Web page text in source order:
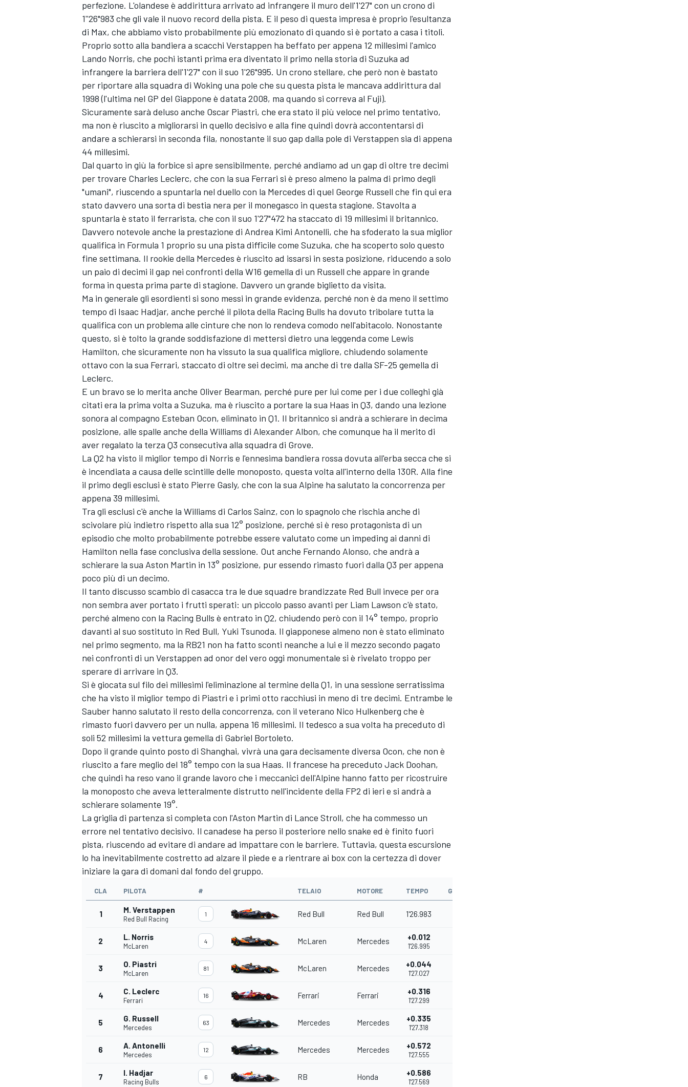
ENDURANCE/GT
MONOMARCA
RALLY
perfezione. L'olandese è addirittura arrivato ad infrangere il muro dell'1'27" con un crono di
1''26"983 che gli vale il nuovo record della pista. E il peso di questa impresa è proprio l'esultanza
di Max, che abbiamo visto probabilmente più emozionato di quando si è portato a casa i titoli.
Proprio sotto alla bandiera a scacchi Verstappen ha beffato per appena 12 millesimi l'amico
Lando Norris, che pochi istanti prima era diventato il primo nella storia di Suzuka ad
infrangere la barriera dell'1'27" con il suo 1'26"995. Un crono stellare, che però non è bastato
per riportare alla squadra di Woking una pole che su questa pista le mancava addirittura dal
1998 (l'ultima nel GP del Giappone è datata 2008, ma quando si correva al Fuji).
Sicuramente sarà deluso anche Oscar Piastri, che era stato il più veloce nel primo tentativo,
ma non è riuscito a migliorarsi in quello decisivo e alla fine quindi dovrà accontentarsi di
andare a schierarsi in seconda fila, nonostante il suo gap dalla pole di Verstappen sia di appena
44 millesimi.
Dal quarto in giù la forbice si apre sensibilmente, perché andiamo ad un gap di oltre tre decimi
per trovare Charles Leclerc, che con la sua Ferrari si è preso almeno la palma di primo degli
"umani", riuscendo a spuntarla nel duello con la Mercedes di quel George Russell che fin qui era
stato davvero una sorta di bestia nera per il monegasco in questa stagione. Stavolta a
spuntarla è stato il ferrarista, che con il suo 1'27"472 ha staccato di 19 millesimi il britannico.
Davvero notevole anche la prestazione di Andrea Kimi Antonelli, che ha sfoderato la sua miglior
qualifica in Formula 1 proprio su una pista difficile come Suzuka, che ha scoperto solo questo
fine settimana. Il rookie della Mercedes è riuscito ad issarsi in sesta posizione, riducendo a solo
un paio di decimi il gap nei confronti della W16 gemella di un Russell che appare in grande
forma in questa prima parte di stagione. Davvero un grande biglietto da visita.
Ma in generale gli esordienti si sono messi in grande evidenza, perché non è da meno il settimo
tempo di Isaac Hadjar, anche perché il pilota della Racing Bulls ha dovuto tribolare tutta la
qualifica con un problema alle cinture che non lo rendeva comodo nell'abitacolo. Nonostante
questo, si è tolto la grande soddisfazione di mettersi dietro una leggenda come Lewis
Hamilton, che sicuramente non ha vissuto la sua qualifica migliore, chiudendo solamente
ottavo con la sua Ferrari, staccato di oltre sei decimi, ma anche di tre dalla SF-25 gemella di
Leclerc.
E un bravo se lo merita anche Oliver Bearman, perché pure per lui come per i due colleghi già
citati era la prima volta a Suzuka, ma è riuscito a portare la sua Haas in Q3, dando una lezione
sonora al compagno Esteban Ocon, eliminato in Q1. Il britannico si andrà a schierare in decima
posizione, alle spalle anche della Williams di Alexander Albon, che comunque ha il merito di
aver regalato la terza Q3 consecutiva alla squadra di Grove.
La Q2 ha visto il miglior tempo di Norris e l'ennesima bandiera rossa dovuta all'erba secca che si
è incendiata a causa delle scintille delle monoposto, questa volta all'interno della 130R. Alla fine
il primo degli esclusi è stato Pierre Gasly, che con la sua Alpine ha salutato la concorrenza per
appena 39 millesimi.
Tra gli esclusi c'è anche la Williams di Carlos Sainz, con lo spagnolo che rischia anche di
scivolare più indietro rispetto alla sua 12° posizione, perché si è reso protagonista di un
episodio che molto probabilmente potrebbe essere valutato come un impeding ai danni di
Hamilton nella fase conclusiva della sessione. Out anche Fernando Alonso, che andrà a
schierare la sua Aston Martin in 13° posizione, pur essendo rimasto fuori dalla Q3 per appena
poco più di un decimo.
Il tanto discusso scambio di casacca tra le due squadre brandizzate Red Bull invece per ora
non sembra aver portato i frutti sperati: un piccolo passo avanti per Liam Lawson c'è stato,
perché almeno con la Racing Bulls è entrato in Q2, chiudendo però con il 14° tempo, proprio
davanti al suo sostituto in Red Bull, Yuki Tsunoda. Il giapponese almeno non è stato eliminato
nel primo segmento, ma la RB21 non ha fatto sconti neanche a lui e il mezzo secondo pagato
nei confronti di un Verstappen ad onor del vero oggi monumentale si è rivelato troppo per
sperare di arrivare in Q3.
Si è giocata sul filo dei millesimi l'eliminazione al termine della Q1, in una sessione serratissima
che ha visto il miglior tempo di Piastri e i primi otto racchiusi in meno di tre decimi. Entrambe le
Sauber hanno salutato il resto della concorrenza, con il veterano Nico Hulkenberg che è
rimasto fuori davvero per un nulla, appena 16 millesimi. Il tedesco a sua volta ha preceduto di
soli 52 millesimi la vettura gemella di Gabriel Bortoleto.
Dopo il grande quinto posto di Shanghai, vivrà una gara decisamente diversa Ocon, che non è
riuscito a fare meglio del 18° tempo con la sua Haas. Il francese ha preceduto Jack Doohan,
che quindi ha reso vano il grande lavoro che i meccanici dell'Alpine hanno fatto per ricostruire
la monoposto che aveva letteralmente distrutto nell'incidente della FP2 di ieri e si andrà a
schierare solamente 19°.
La griglia di partenza si completa con l'Aston Martin di Lance Stroll, che ha commesso un
errore nel tentativo decisivo. Il canadese ha perso il posteriore nello snake ed è finito fuori
pista, riuscendo ad evitare di andare ad impattare con le barriere. Tuttavia, questa escursione
lo ha inevitabilmente costretto ad alzare il piede e a rientrare ai box con la certezza di dover
iniziare la gara di domani dal fondo del gruppo.
CLA PILOTA # TELAIO MOTORE TEMPO GOMME
1 M. Verstappen
Red Bull Racing
1 Red Bull Red Bull 1'26.983
2 L. Norris
McLaren
4 McLaren Mercedes +0.012
1'26.995
3 O. Piastri
McLaren
81 McLaren Mercedes +0.044
1'27.027
4 C. Leclerc
Ferrari
16 Ferrari Ferrari +0.316
1'27.299
5 G. Russell
Mercedes
63 Mercedes Mercedes +0.335
1'27.318
6 A. Antonelli
Mercedes
12 Mercedes Mercedes +0.572
1'27.555
7 I. Hadjar
Racing Bulls
6 RB Honda +0.586
1'27.569